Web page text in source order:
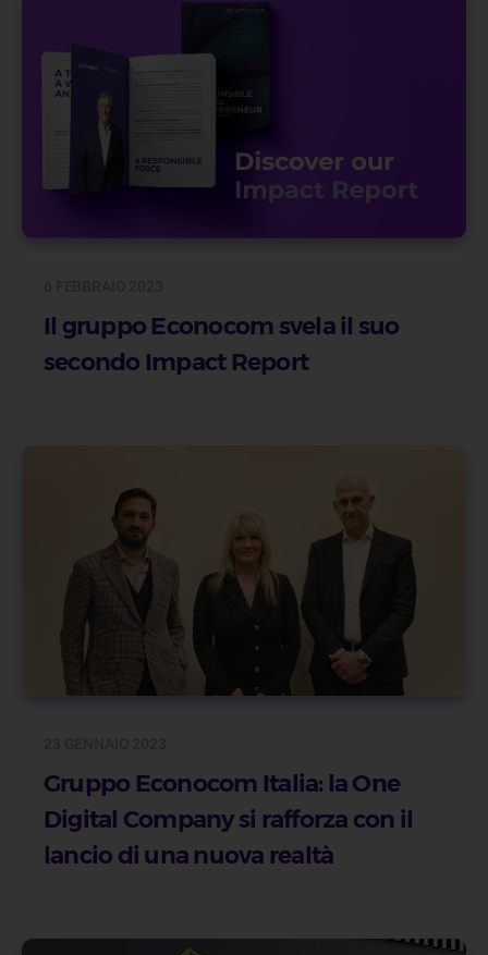
Il gruppo Econocom svela il suo
secondo Impact Report
Gruppo Econocom Italia: la One
Digital Company si rafforza con il
lancio di una nuova realtà